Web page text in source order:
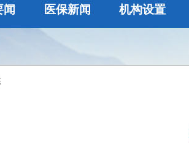
闻 医保新闻 机构设置